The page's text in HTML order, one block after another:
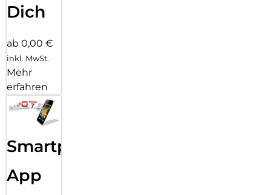
Dich
ab 0,00 €
inkl. MwSt.
Mehr
erfahren
Smartphone
App